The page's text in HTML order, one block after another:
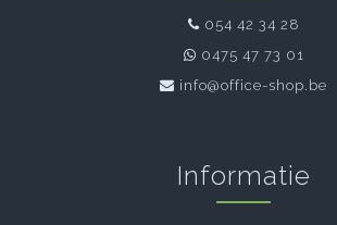
054 42 34 28
0475 47 73 01
info@office-shop.be
Informatie